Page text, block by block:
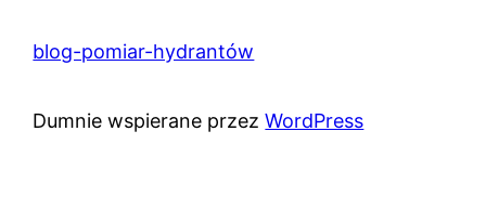
blog-pomiar-hydrantów
Dumnie wspierane przezWordPress